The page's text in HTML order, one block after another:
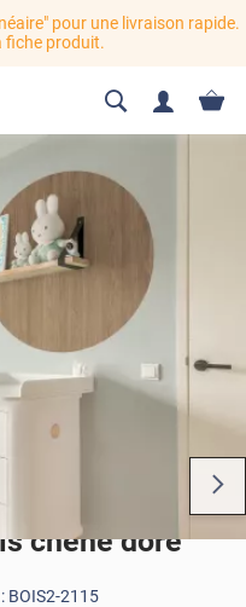
pour une livraison rapide.
fiche produit.
chêne doré
BOIS2-2115